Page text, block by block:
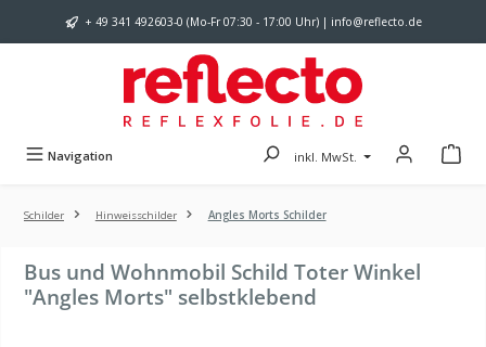
Zum Hauptinhalt springen
+ 49 341 492603-0 (Mo-Fr 07:30 - 17:00 Uhr) | info@reflecto.de
Navigation inkl. MwSt.
Schilder Hinweisschilder Angles Morts Schilder
Bus und Wohnmobil Schild Toter Winkel
"Angles Morts" selbstklebend